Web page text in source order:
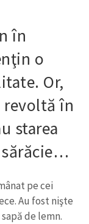
în
o
Or,
revoltă în
starea
sărăcie…
pe cei
Au fost nişte
de lemn.